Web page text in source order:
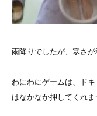
雨降りでしたが、寒さ
わにわにゲームは、ド
はなかなか押してくれま